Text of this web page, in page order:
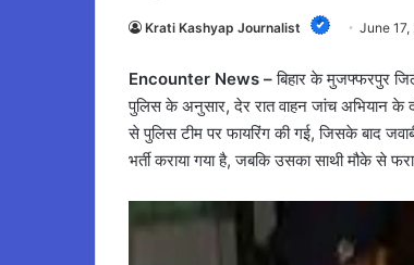
Krati Kashyap Journalist June 17,
Encounter News –बिहार के मुजफ्फरपुर
पुलिस के अनुसार, देर रात वाहन जांच अभियान के
से पुलिस टीम पर फायरिंग की गई, जिसके बाद
भर्ती कराया गया है, जबकि उसका साथी मौके से